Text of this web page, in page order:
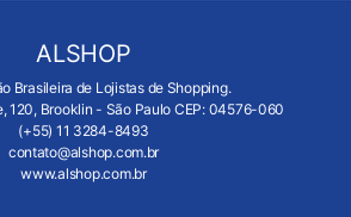
ALSHOP
Brasileira de Lojistas de Shopping.
120, Brooklin - São Paulo CEP: 04576-060
(+55) 11 3284-8493
contato@alshop.com.br
www.alshop.com.br